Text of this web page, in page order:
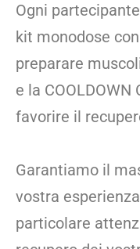
Ogni
kit monodose
preparare
e la COOLDOWN
favorire il
Garantiamo il
vostra
particolare